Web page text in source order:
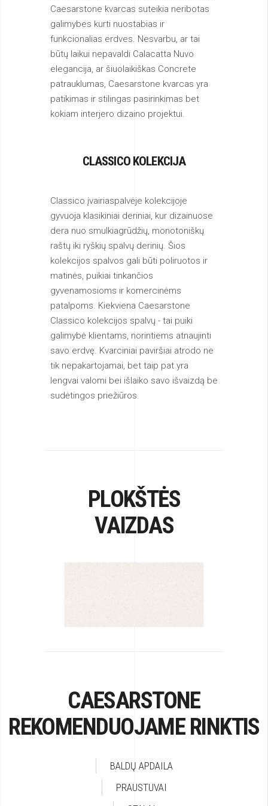
Caesarstone kvarcas suteikia neribotas
galimybes kurti nuostabias ir
funkcionalias erdves. Nesvarbu, ar tai
būtų laikui nepavaldi Calacatta Nuvo
elegancija, ar šiuolaikiškas Concrete
patrauklumas, Caesarstone kvarcas yra
patikimas ir stilingas pasirinkimas bet
kokiam interjero dizaino projektui.
CLASSICO KOLEKCIJA
Classico įvairiaspalvėje kolekcijoje
gyvuoja klasikiniai deriniai, kur dizainuose
dera nuo smulkiagrūdžių, monotoniškų
raštų iki ryškių spalvų derinių. Šios
kolekcijos spalvos gali būti poliruotos ir
matinės, puikiai tinkančios
gyvenamosioms ir komercinėms
patalpoms. Kiekviena Caesarstone
Classico kolekcijos spalvų - tai puiki
galimybė klientams, norintiems atnaujinti
savo erdvę. Kvarciniai paviršiai atrodo ne
tik nepakartojamai, bet taip pat yra
lengvai valomi bei išlaiko savo išvaizdą be
sudėtingos priežiūros.
PLOKŠTĖS
VAIZDAS
CAESARSTONE
REKOMENDUOJAME RINKTIS
BALDŲ APDAILA
PRAUSTUVAI